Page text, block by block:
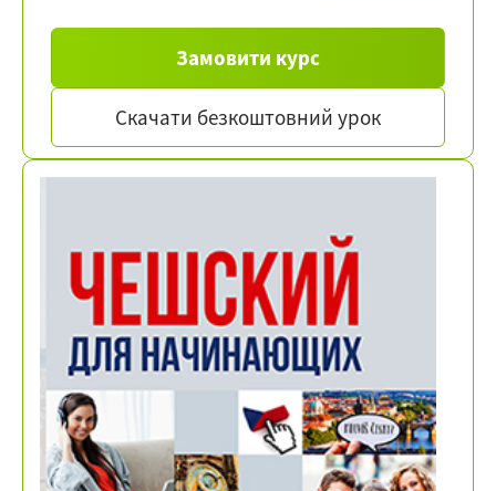
Замовити курс
Скачати безкоштовний урок